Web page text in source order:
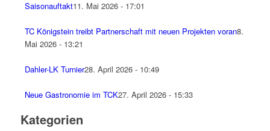
Saisonauftakt11. Mai 2026 - 17:01
TC Königstein treibt Partnerschaft mit neuen Projekten voran8.
Mai 2026 - 13:21
Dahler-LK Turnier28. April 2026 - 10:49
Neue Gastronomie im TCK27. April 2026 - 15:33
Kategorien